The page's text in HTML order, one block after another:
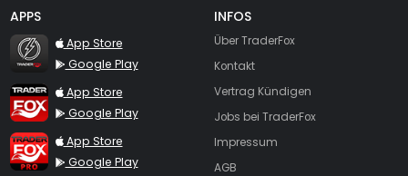
APPS
TraderFox Flash
App Store
Google Play
TraderFox App
App Store
Google Play
TraderFox Pro
App Store
Google Play
INFOS
Über TraderFox
Kontakt
Vertrag Kündigen
Jobs bei TraderFox
Impressum
AGB